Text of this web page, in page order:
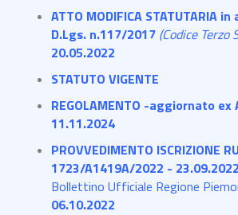
ATTO MODIFICA STATUTARIA
D.Lgs. n.117/2017 (Codice Terzo
20.05.2022
STATUTO VIGENTE
REGOLAMENTO -aggiornato ex
11.11.2024
PROVVEDIMENTO ISCRIZIONE
1723/A1419A/2022 -
Bollettino Ufficiale Regione
06.10.2022